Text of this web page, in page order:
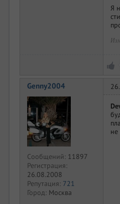
Я
Genny2004
Сообщений: 11897
Регистрация:
26.08.2008
Репутация: 721
Город: Москва